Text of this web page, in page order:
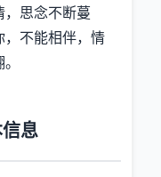
，思念不断蔓
，不能相伴，情
信息